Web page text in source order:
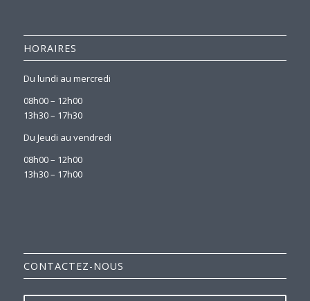
HORAIRES
Du lundi au mercredi
08h00 – 12h00
13h30 – 17h30
Du Jeudi au vendredi
08h00 – 12h00
13h30 – 17h00
CONTACTEZ-NOUS